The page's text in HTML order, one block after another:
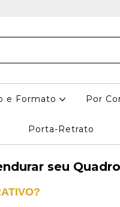
e Formato Por
Porta-Retrato
seu